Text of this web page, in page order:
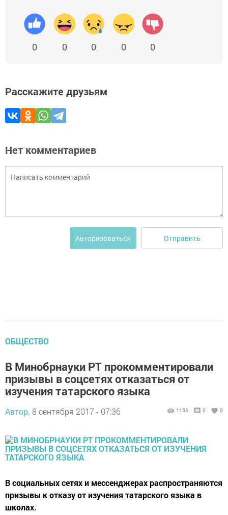
0 0 0 0 0
Расскажите друзьям
Нет комментариев
Авторизоваться Отправить
ОБЩЕСТВО
В Минобрнауки РТ прокомментировали
призывы в соцсетях отказаться от
изучения татарского языка
Автор, 8 сентября 2017 - 07:36 1156 0 0
В социальных сетях и мессенджерах распространяются
призывы к отказу от изучения татарского языка в
школах.